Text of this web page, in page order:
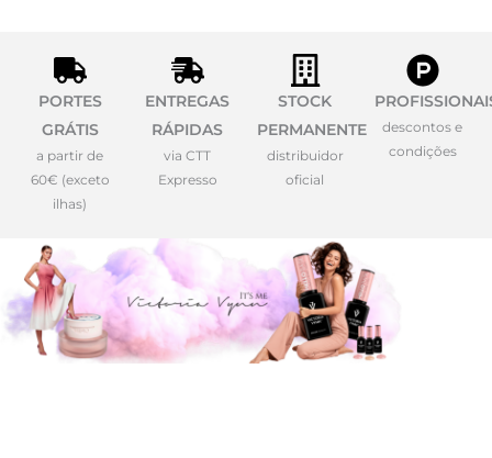
PORTES
GRÁTIS
a partir de
60€ (exceto
ilhas)
ENTREGAS
RÁPIDAS
via CTT
Expresso
STOCK
PERMANENTE
distribuidor
oficial
descontos e
condições